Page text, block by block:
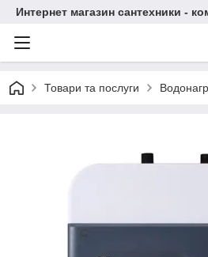
Интернет магазин сантехники -
Товари та послуги